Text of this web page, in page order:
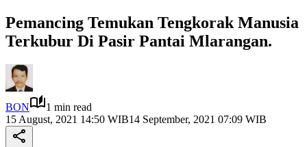
Pemancing Temukan Tengkorak Manusia
Terkubur Di Pasir Pantai Mlarangan.
BON
1 min read
15 August, 2021 14:50 WIB14 September, 2021 07:09 WIB